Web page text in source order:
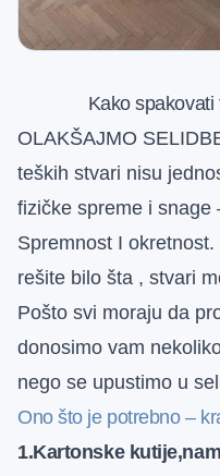
Kako
OLAKŠAJMO
teških stvari nisu
fizičke spreme i snage
Spremnost I okretnost.
rešite bilo šta , stvari
Pošto svi moraju da
donosimo vam
nego se upustimo u
Ono što je potrebno –
1.Kartonske